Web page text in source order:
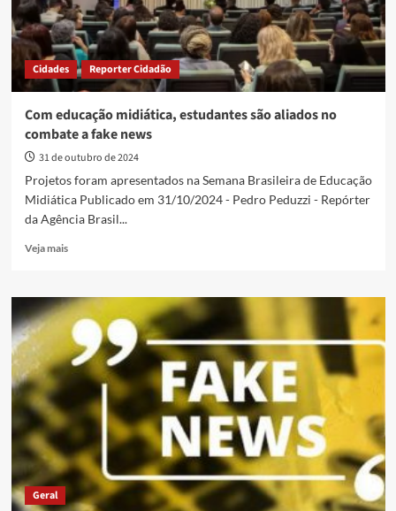
Cidades Reporter Cidadão
Com educação midiática, estudantes são aliados no
combate a fake news
31 de outubro de 2024
Projetos foram apresentados na Semana Brasileira de Educação
Midiática Publicado em 31/10/2024 - Pedro Peduzzi - Repórter
da Agência Brasil...
Veja maisRead
Com
educação
midiática,
estudantes
são
aliados
combate
a
fake
news
Geral